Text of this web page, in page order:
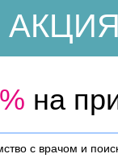
АКЦИЯ
на
с врачом и